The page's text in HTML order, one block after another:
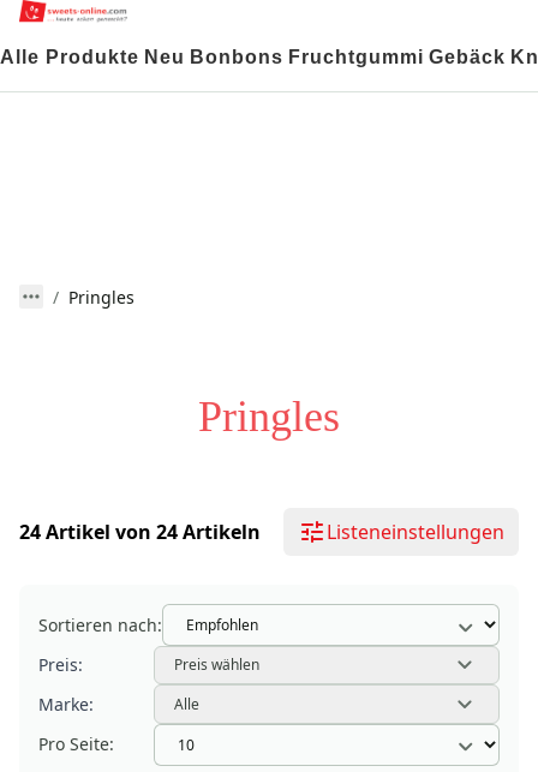
Alle Produkte Neu Bonbons Fruchtgummi Gebäck
Pringles
Pringles
24 Artikel von 24 Artikeln Listeneinstellungen
Sortieren nach:
Preis:
Preis wählen
Marke: Alle
Pro Seite: